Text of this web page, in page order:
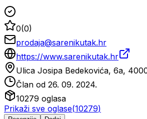
0(0)
prodaja@sarenikutak.hr
https://www.sarenikutak.hr
Ulica Josipa Bedekovića, 6a,
Član od 26. 09. 2024.
10279 oglasa
Prikaži sve oglase(10279)